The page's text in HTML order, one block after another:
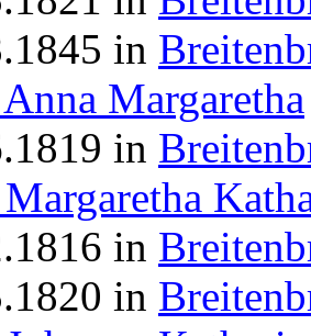
in
Margaretha
in
in
in